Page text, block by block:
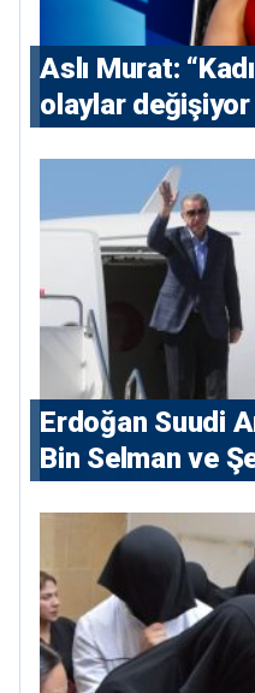
Aslı Murat:
olaylar
Erdoğan Suudi
Bin Selman ve